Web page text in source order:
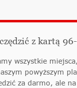
z kartą
wszystkie
powyższym
za darmo, ale